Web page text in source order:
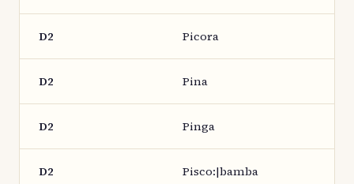
D2 Picora
D2 Pina
D2 Pinga
D2 Pisco:|bamba